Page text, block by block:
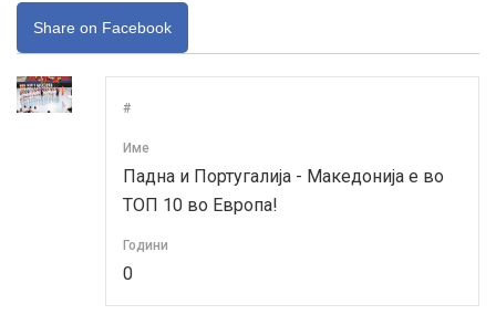
Share on Facebook
#
Име
Падна и Португалија - Македонија е во
ТОП 10 во Европа!
Години
0